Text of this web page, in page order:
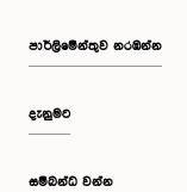
පාර්ලි‌මේන්තුව නරඹන්න
දැනුමට
සම්බන්ධ වන්න